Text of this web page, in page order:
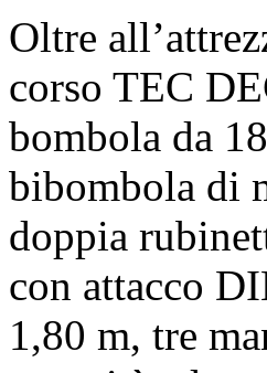
Oltre
corso TEC
bombola da
bibombola di
doppia
con attacco
1,80 m, tre